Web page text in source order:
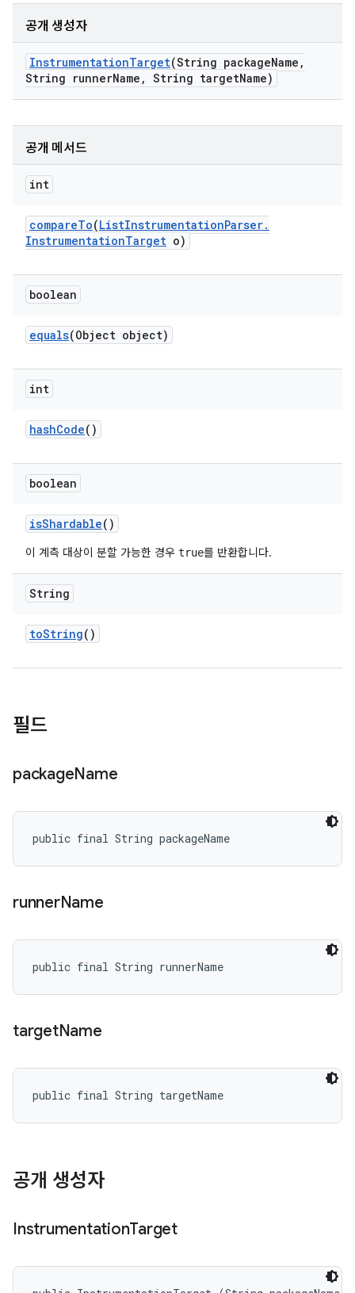
공개 생성자
InstrumentationTarget(String packageName ,
String runnerName , String targetName)
공개 메서드
int
compareTo(ListInstrumentationParser.
InstrumentationTarget o)
boolean
equals(Object object)
int
hashCode()
boolean
isShardable()
이 계측 대상이 분할 가능한 경우 true를 반환합니다.
String
toString()
필드
packageName
public final String packageName
runnerName
public final String runnerName
targetName
public final String targetName
공개 생성자
InstrumentationTarget